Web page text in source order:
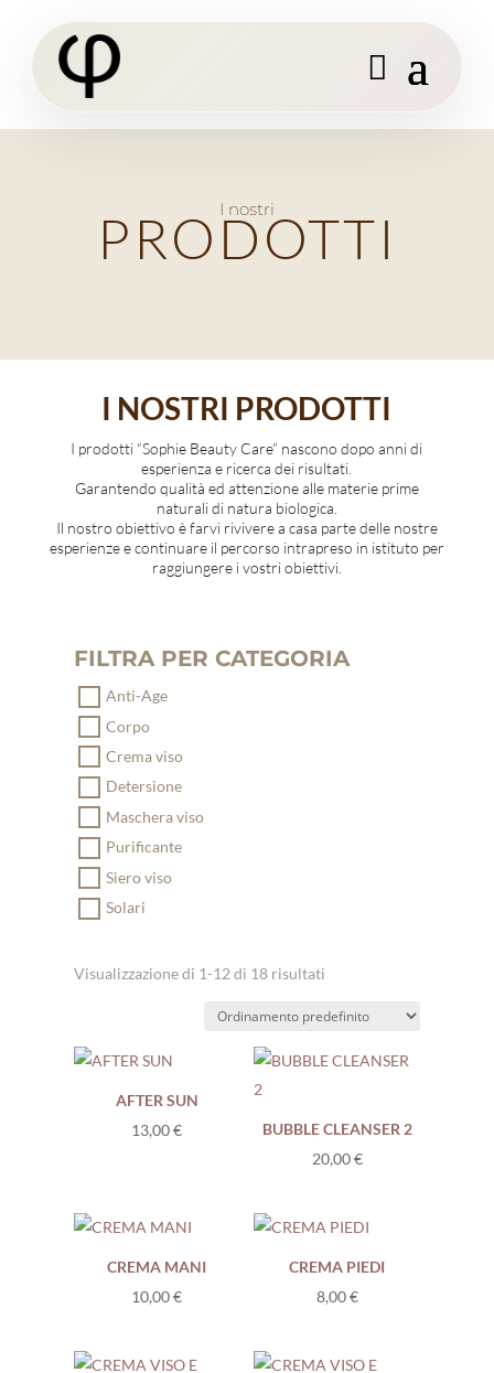
I nostri
PRODOTTI
I NOSTRI PRODOTTI
I prodotti “Sophie Beauty Care” nascono dopo anni di
esperienza e ricerca dei risultati.
Garantendo qualità ed attenzione alle materie prime
naturali di natura biologica.
Il nostro obiettivo è farvi rivivere a casa parte delle nostre
esperienze e continuare il percorso intrapreso in istituto per
raggiungere i vostri obiettivi.
FILTRA PER CATEGORIA
Anti-Age
Corpo
Crema viso
Detersione
Maschera viso
Purificante
Siero viso
Solari
Visualizzazione di 1-12 di 18 risultati
AFTER SUN
13,00€
BUBBLE CLEANSER 2
20,00€
CREMA MANI
10,00€
CREMA PIEDI
8,00€